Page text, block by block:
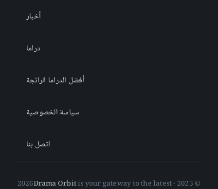
أخبار
دراما
أفضل الدراما الرائجة
سياسة الخصوصية
اتصل بنا
© 2025 - 2026
Drama Orbitis your gateway to the latest